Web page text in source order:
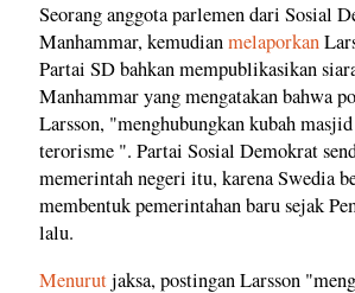
Seorang anggota parlemen dari Sosial
Manhammar, kemudianmelaporkan
Partai SD bahkan mempublikasikan
Manhammar yang mengatakan bahwa
Larsson, "menghubungkan kubah
terorisme ". Partai Sosial Demokrat
memerintah negeri itu, karena Swedia
membentuk pemerintahan baru sejak
lalu.
Menurutjaksa, postingan Larsson